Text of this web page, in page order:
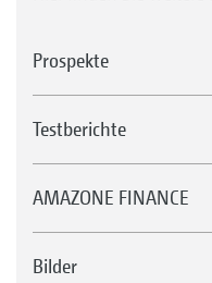
Prospekte
Testberichte
AMAZONE FINANCE
Bilder